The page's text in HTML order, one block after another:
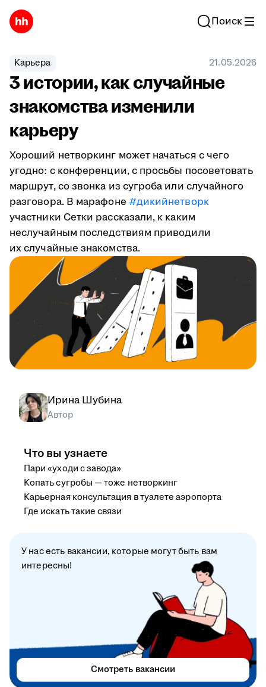
Поиск
Карьера 21.05.2026
3 истории, как случайные
знакомства изменили
карьеру
Хороший нетворкинг может начаться с чего
угодно: с конференции, с просьбы посоветовать
маршрут, со звонка из сугроба или случайного
разговора. В марафоне #дикийнетворк
участники Сетки рассказали, к каким
неслучайным последствиям приводили
их случайные знакомства.
Ирина Шубина
Автор
Что вы узнаете
Пари «уходи с завода»
Копать сугробы — тоже нетворкинг
Карьерная консультация в туалете аэропорта
Где искать такие связи
У нас есть вакансии, которые могут быть вам
интересны!
Смотреть вакансии